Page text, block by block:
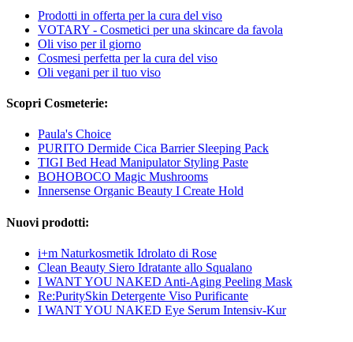
Prodotti in offerta per la cura del viso
VOTARY - Cosmetici per una skincare da favola
Oli viso per il giorno
Cosmesi perfetta per la cura del viso
Oli vegani per il tuo viso
Scopri Cosmeterie:
Paula's Choice
PURITO Dermide Cica Barrier Sleeping Pack
TIGI Bed Head Manipulator Styling Paste
BOHOBOCO Magic Mushrooms
Innersense Organic Beauty I Create Hold
Nuovi prodotti:
i+m Naturkosmetik Idrolato di Rose
Clean Beauty Siero Idratante allo Squalano
I WANT YOU NAKED Anti-Aging Peeling Mask
Re:PuritySkin Detergente Viso Purificante
I WANT YOU NAKED Eye Serum Intensiv-Kur